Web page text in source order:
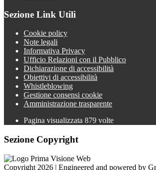
Sezione Link Utili
Cookie policy
Note legali
Informativa Privacy
Ufficio Relazioni con il Pubblico
Dichiarazione di accessibilità
Obiettivi di accessibilità
Whistleblowing
Gestione consensi cookie
Amministrazione trasparente
Pagina visualizzata 879 volte
Sezione Copyright
Copyright 2026 | Engineered and powered by